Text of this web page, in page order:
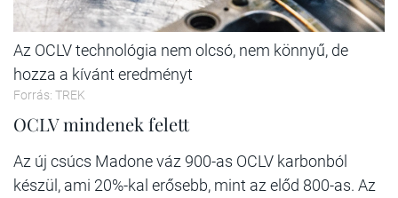
Az OCLV technológia nem olcsó, nem könnyű, de
hozza a kívánt eredményt
Forrás: TREK
OCLV mindenek felett
Az új csúcs Madone váz 900-as OCLV karbonból
készül, ami 20%-kal erősebb, mint az előd 800-as. Az